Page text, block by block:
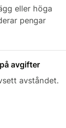
eller höga
pengar
avgifter
avståndet.